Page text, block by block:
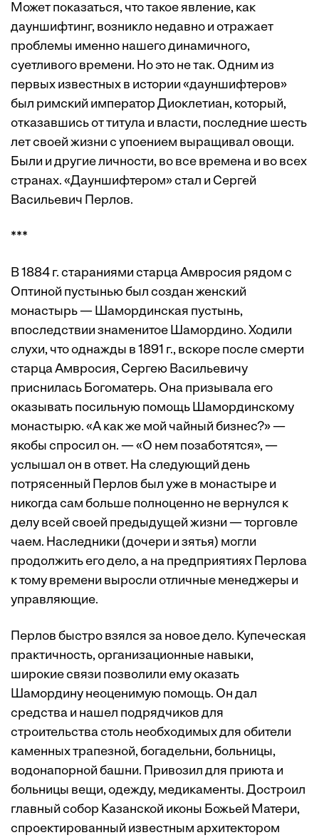
Может показаться, что такое явление, как
дауншифтинг, возникло недавно и отражает
проблемы именно нашего динамичного,
суетливого времени. Но это не так. Одним из
первых известных в истории «дауншифтеров»
был римский император Диоклетиан, который,
отказавшись от титула и власти, последние шесть
лет своей жизни с упоением выращивал овощи.
Были и другие личности, во все времена и во всех
странах. «Дауншифтером» стал и Сергей
Васильевич Перлов.
***
В 1884 г. стараниями старца Амвросия рядом с
Оптиной пустынью был создан женский
монастырь — Шамординская пустынь,
впоследствии знаменитое Шамордино. Ходили
слухи, что однажды в 1891 г., вскоре после смерти
старца Амвросия, Сергею Васильевичу
приснилась Богоматерь. Она призывала его
оказывать посильную помощь Шамординскому
монастырю. «А как же мой чайный бизнес?» —
якобы спросил он. — «О нем позаботятся», —
услышал он в ответ. На следующий день
потрясенный Перлов был уже в монастыре и
никогда сам больше полноценно не вернулся к
делу всей своей предыдущей жизни — торговле
чаем. Наследники (дочери и зятья) могли
продолжить его дело, а на предприятиях Перлова
к тому времени выросли отличные менеджеры и
управляющие.
Перлов быстро взялся за новое дело. Купеческая
практичность, организационные навыки,
широкие связи позволили ему оказать
Шамордину неоценимую помощь. Он дал
средства и нашел подрядчиков для
строительства столь необходимых для обители
каменных трапезной, богадельни, больницы,
водонапорной башни. Привозил для приюта и
больницы вещи, одежду, медикаменты. Достроил
главный собор Казанской иконы Божьей Матери,
спроектированный известным архитектором